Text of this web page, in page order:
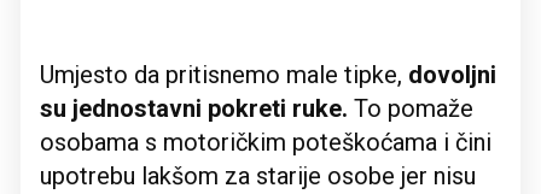
Umjesto da pritisnemo male tipke, dovoljni
su jednostavni pokreti ruke. To pomaže
osobama s motoričkim poteškoćama i čini
upotrebu lakšom za starije osobe jer nisu